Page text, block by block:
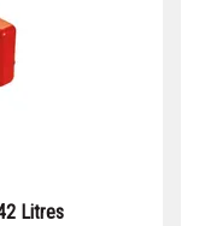
Litres